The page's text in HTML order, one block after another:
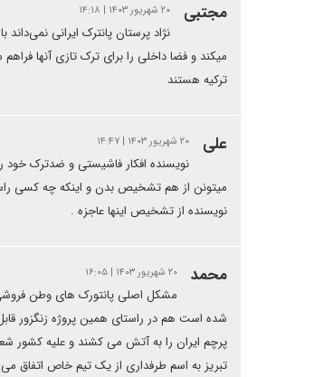
مجتبی ۲۰ شهریور ۱۴۰۳ | ۱۴:۱۸
نژاد پرستان پانترک ایرانی
میکند و فضا داخلی را برای ترک تازی آنها
ترکیه هستند
علی ۲۰ شهریور ۱۴۰۳ | ۱۴:۴۷
نویسنده افکار فاشیستی و ضدترک خود
میتونن از هم تشخیص بدن و اینکه چه کسی
نویسنده از تشخیص اینها عاجزه .
محمد ۲۰ شهریور ۱۴۰۳ | ۱۶:۰۵
مشکل اصلی پانتورک های وطن
شده است هم در راستای همین پروژه زنگزور
پرچم ایران را به آتش می کشند و علیه کشور
تبریز به اسم طرفداری از یک تیم خاص اتفاق می